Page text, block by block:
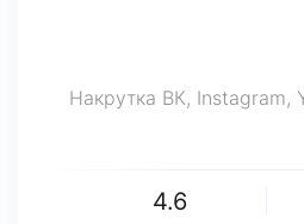
Накрутка ВК, Instagram,
4.6